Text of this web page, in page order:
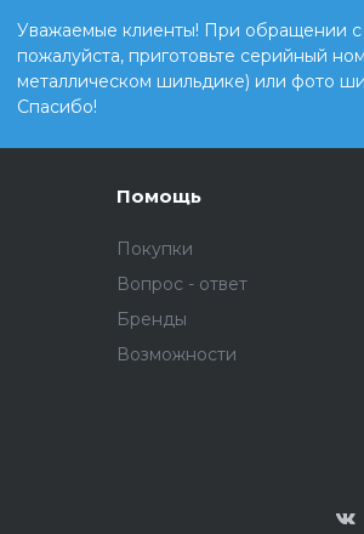
Уважаемые клиенты! При обращении с
пожалуйста, приготовьте серийный
металлическом шильдике) или фото
Спасибо!
Помощь
Покупки
Вопрос - ответ
Бренды
Возможности